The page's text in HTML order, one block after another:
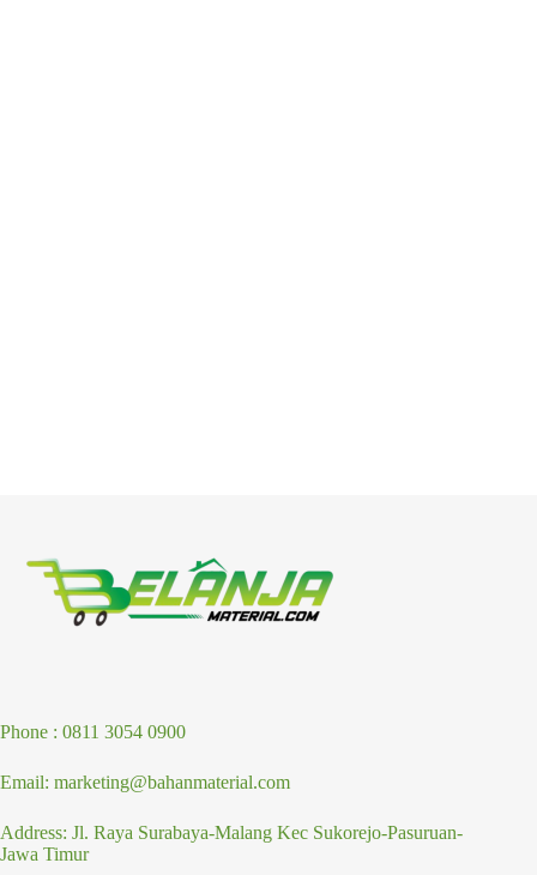
Phone : 0811 3054 0900
Email: marketing@bahanmaterial.com
Address: Jl. Raya Surabaya-Malang Kec Sukorejo-Pasuruan-
Jawa Timur